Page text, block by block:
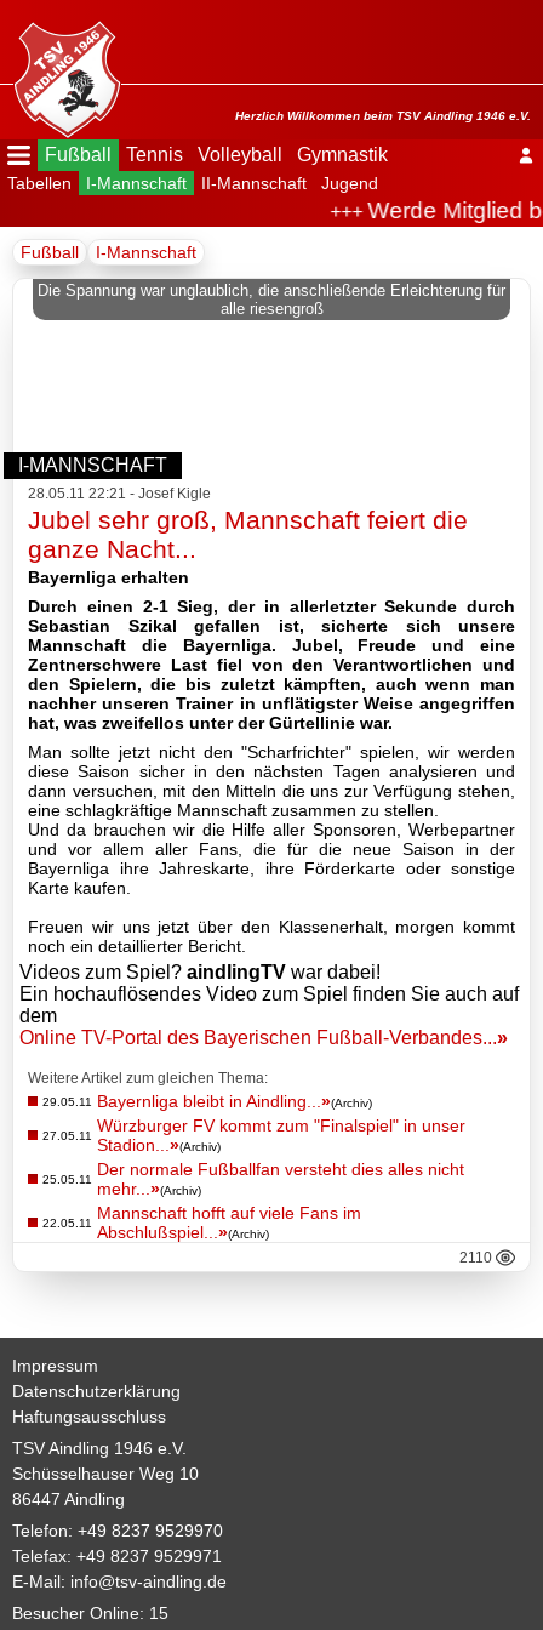
Herzlich Willkommen beim TSV Aindling 1946 e.V.
Fußball Tennis Volleyball Gymnastik
Tabellen I-Mannschaft II-Mannschaft Jugend
+++Werde Mitglied
ausblenden
Startseite
Verein
Fußball
I-
Mannschaft
Archiv
II-
Mannschaft
III-
Mannschaft
Seniorenfußball
Jugendfußball
Tennis
Stockschützen
Gymnastik
Basketball
TSV
Gaststätte
Terminkalender
Fotogalerie
Wegbeschreibung
Archiv
Impressum
Fußball I-Mannschaft
I-MANNSCHAFT
Die Spannung war unglaublich, die anschließende Erleichterung für
alle riesengroß
28.05.11 22:21 - Josef Kigle
Jubel sehr groß, Mannschaft feiert die
ganze Nacht...
Bayernliga erhalten
Durch einen 2-1 Sieg, der in allerletzter Sekunde durch
Sebastian Szikal gefallen ist, sicherte sich unsere
Mannschaft die Bayernliga. Jubel, Freude und eine
Zentnerschwere Last fiel von den Verantwortlichen und
den Spielern, die bis zuletzt kämpften, auch wenn man
nachher unseren Trainer in unflätigster Weise angegriffen
hat, was zweifellos unter der Gürtellinie war.
Man sollte jetzt nicht den "Scharfrichter" spielen, wir werden
diese Saison sicher in den nächsten Tagen analysieren und
dann versuchen, mit den Mitteln die uns zur Verfügung stehen,
eine schlagkräftige Mannschaft zusammen zu stellen.
Und da brauchen wir die Hilfe aller Sponsoren, Werbepartner
und vor allem aller Fans, die für die neue Saison in der
Bayernliga ihre Jahreskarte, ihre Förderkarte oder sonstige
Karte kaufen.
Freuen wir uns jetzt über den Klassenerhalt, morgen kommt
noch ein detaillierter Bericht.
Videos zum Spiel? aindlingTV war dabei!
Ein hochauflösendes Video zum Spiel finden Sie auch auf
dem
Online TV-Portal des Bayerischen Fußball-Verbandes...»
Weitere Artikel zum gleichen Thema:
29.05.11 Bayernliga bleibt in Aindling...»(Archiv)
27.05.11 Würzburger FV kommt zum "Finalspiel" in unser
Stadion...»(Archiv)
25.05.11
Der normale Fußballfan versteht dies alles nicht
mehr...»(Archiv)
22.05.11
Mannschaft hofft auf viele Fans im
Abschlußspiel...»(Archiv)
2110
Impressum
Datenschutzerklärung
Haftungsausschluss
TSV Aindling 1946 e.V.
Schüsselhauser Weg 10
86447 Aindling
Telefon: +49 8237 9529970
Telefax: +49 8237 9529971
E-Mail: info@tsv-aindling.de
Besucher Online: 15